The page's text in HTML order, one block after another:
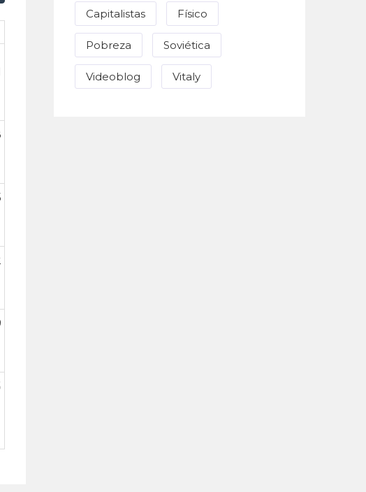
Capitalistas Físico
Pobreza Soviética
Videoblog Vitaly